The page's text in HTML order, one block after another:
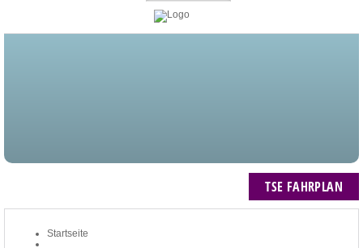
TSE FAHRPLAN
Startseite